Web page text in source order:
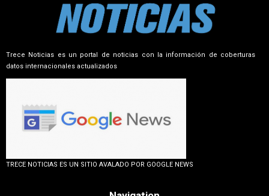
Trece Noticias es un portal de noticias con la información de coberturas
datos internacionales actualizados
TRECE NOTICIAS ES UN SITIO AVALADO POR GOOGLE NEWS